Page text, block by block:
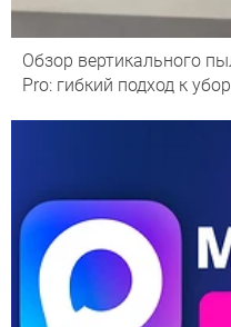
Обзор вертикального
Pro: гибкий подход к